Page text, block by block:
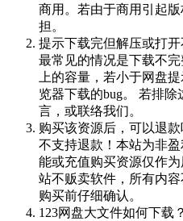
商用。若由于商用引起
担。
提示下载完但解压或打开
最常见的情况是下载不
上的容量，若小于网盘
览器下载的bug。 若排
言，或联络我们。
购买该资源后，可以退款
不支持退款！本站为非
能或充值购买资源仅作
站不贩卖软件，所有内
购买前仔细确认。
123网盘大文件如何下载？